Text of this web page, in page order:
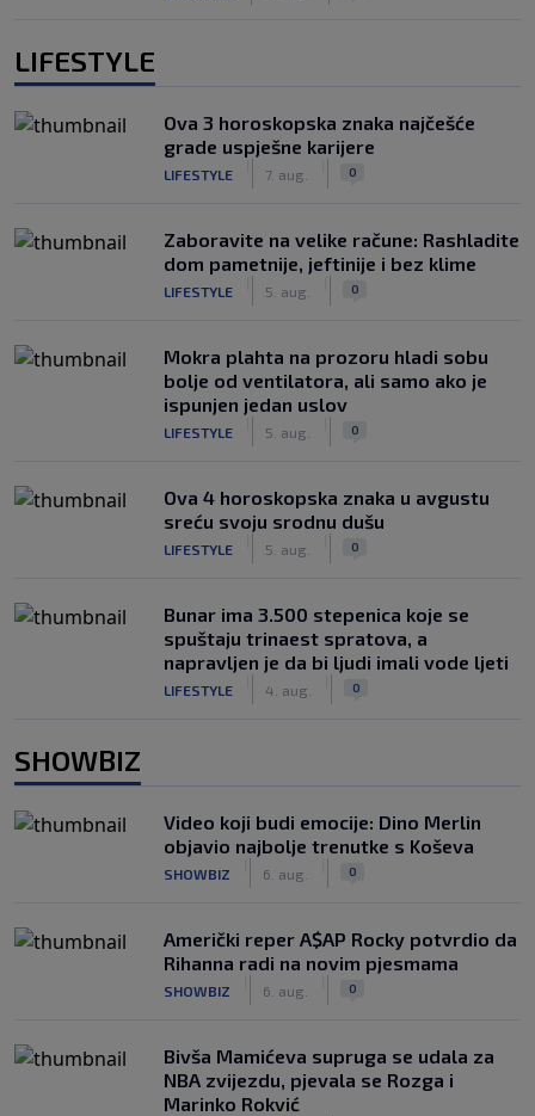
LIFESTYLE
Ova 3 horoskopska znaka najčešće
grade uspješne karijere
LIFESTYLE 7. aug. 0
Zaboravite na velike račune: Rashladite
dom pametnije, jeftinije i bez klime
LIFESTYLE 5. aug. 0
Mokra plahta na prozoru hladi sobu
bolje od ventilatora, ali samo ako je
ispunjen jedan uslov
LIFESTYLE 5. aug. 0
Ova 4 horoskopska znaka u avgustu
sreću svoju srodnu dušu
LIFESTYLE 5. aug. 0
Bunar imа 3.500 stepenica koje se
spuštaju trinaest spratova, a
napravljen je da bi ljudi imali vode ljeti
LIFESTYLE 4. aug. 0
SHOWBIZ
Video koji budi emocije: Dino Merlin
objavio najbolje trenutke s Koševa
SHOWBIZ 6. aug. 0
Američki reper A$AP Rocky potvrdio da
Rihanna radi na novim pjesmama
SHOWBIZ 6. aug. 0
Bivša Mamićeva supruga se udala za
NBA zvijezdu, pjevala se Rozga i
Marinko Rokvić